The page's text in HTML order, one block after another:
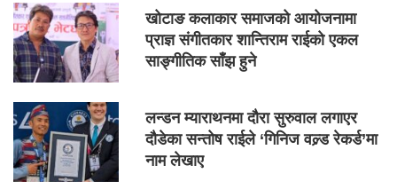
खोटाङ कलाकार समाजको आयोजनामा
प्राज्ञ संगीतकार शान्तिराम राईको एकल
साङ्गीतिक साँझ हुने
लन्डन म्याराथनमा दौरा सुरुवाल लगाएर
दौडेका सन्तोष राईले ‘गिनिज वल्र्ड रेकर्ड’मा
नाम लेखाए